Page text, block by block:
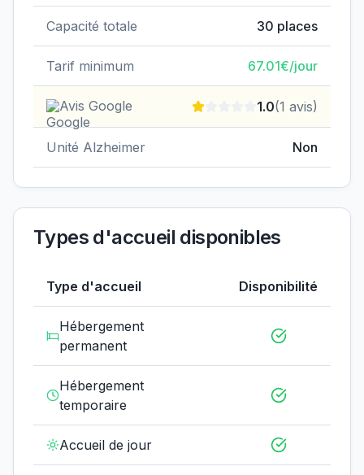
Capacité totale 30 places
Tarif minimum 67.01€/jour
Avis Google 1.0(1 avis)
Unité Alzheimer Non
Types d'accueil disponibles
Type d'accueil Disponibilité
Hébergement
permanent
Hébergement
temporaire
Accueil de jour